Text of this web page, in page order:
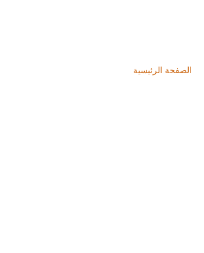
الصفحة الرئيسية